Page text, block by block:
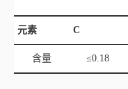
元素 C
含量 ≤0.18